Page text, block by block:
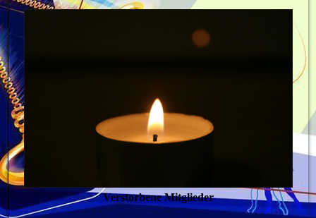
Verstorbene Mitglieder